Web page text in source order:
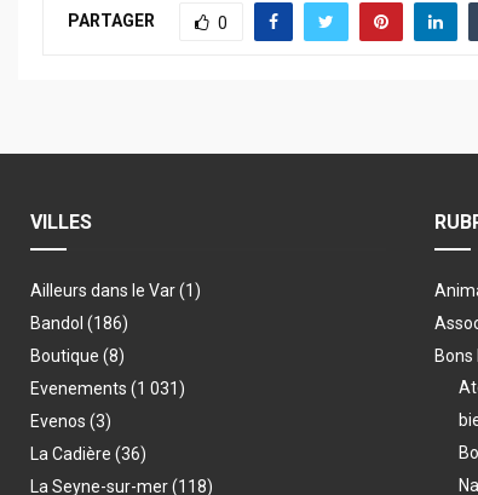
PARTAGER 0
VILLES
Ailleurs dans le Var(1)
Bandol (186)
Boutique (8)
Evenements (1 031)
Evenos (3)
La Cadière (36)
La Seyne-sur-mer(118)
Bons